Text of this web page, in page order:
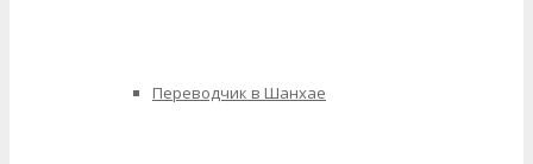
Переводчик в Шанхае